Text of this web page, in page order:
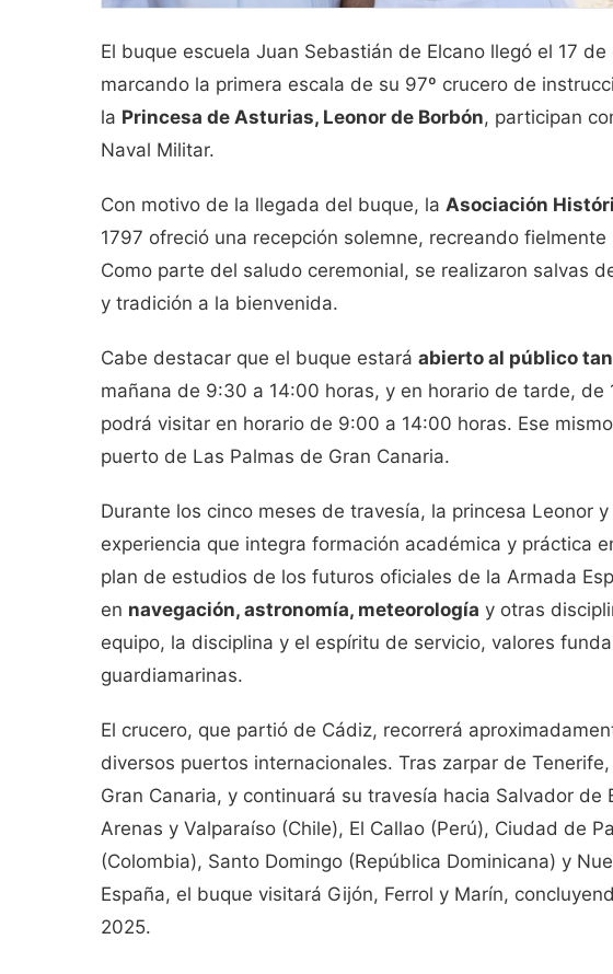
El buque escuela Juan Sebastián de Elcano llegó el 17
marcando la primera escala de su 97º crucero de
la Princesa de Asturias, Leonor de Borbón, participan
Naval Militar.
Con motivo de la llegada del buque, la Asociación
1797 ofreció una recepción solemne, recreando
Como parte del saludo ceremonial, se realizaron salvas
y tradición a la bienvenida.
Cabe destacar que el buque estará abierto al público
mañana de 9:30 a 14:00 horas, y en horario de tarde,
podrá visitar en horario de 9:00 a 14:00 horas. Ese
puerto de Las Palmas de Gran Canaria.
Durante los cinco meses de travesía, la princesa Leonor
experiencia que integra formación académica y práctica
plan de estudios de los futuros oficiales de la Armada
en navegación, astronomía, meteorología y otras
equipo, la disciplina y el espíritu de servicio, valores
guardiamarinas.
El crucero, que partió de Cádiz, recorrerá
diversos puertos internacionales. Tras zarpar de
Gran Canaria, y continuará su travesía hacia Salvador
Arenas y Valparaíso (Chile), El Callao (Perú), Ciudad de
(Colombia), Santo Domingo (República Dominicana) y
España, el buque visitará Gijón, Ferrol y Marín,
2025.